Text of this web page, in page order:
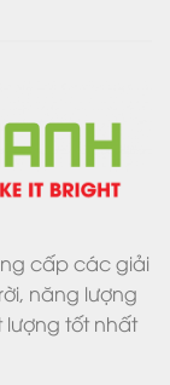
cấp các giải
năng lượng
lượng tốt nhất